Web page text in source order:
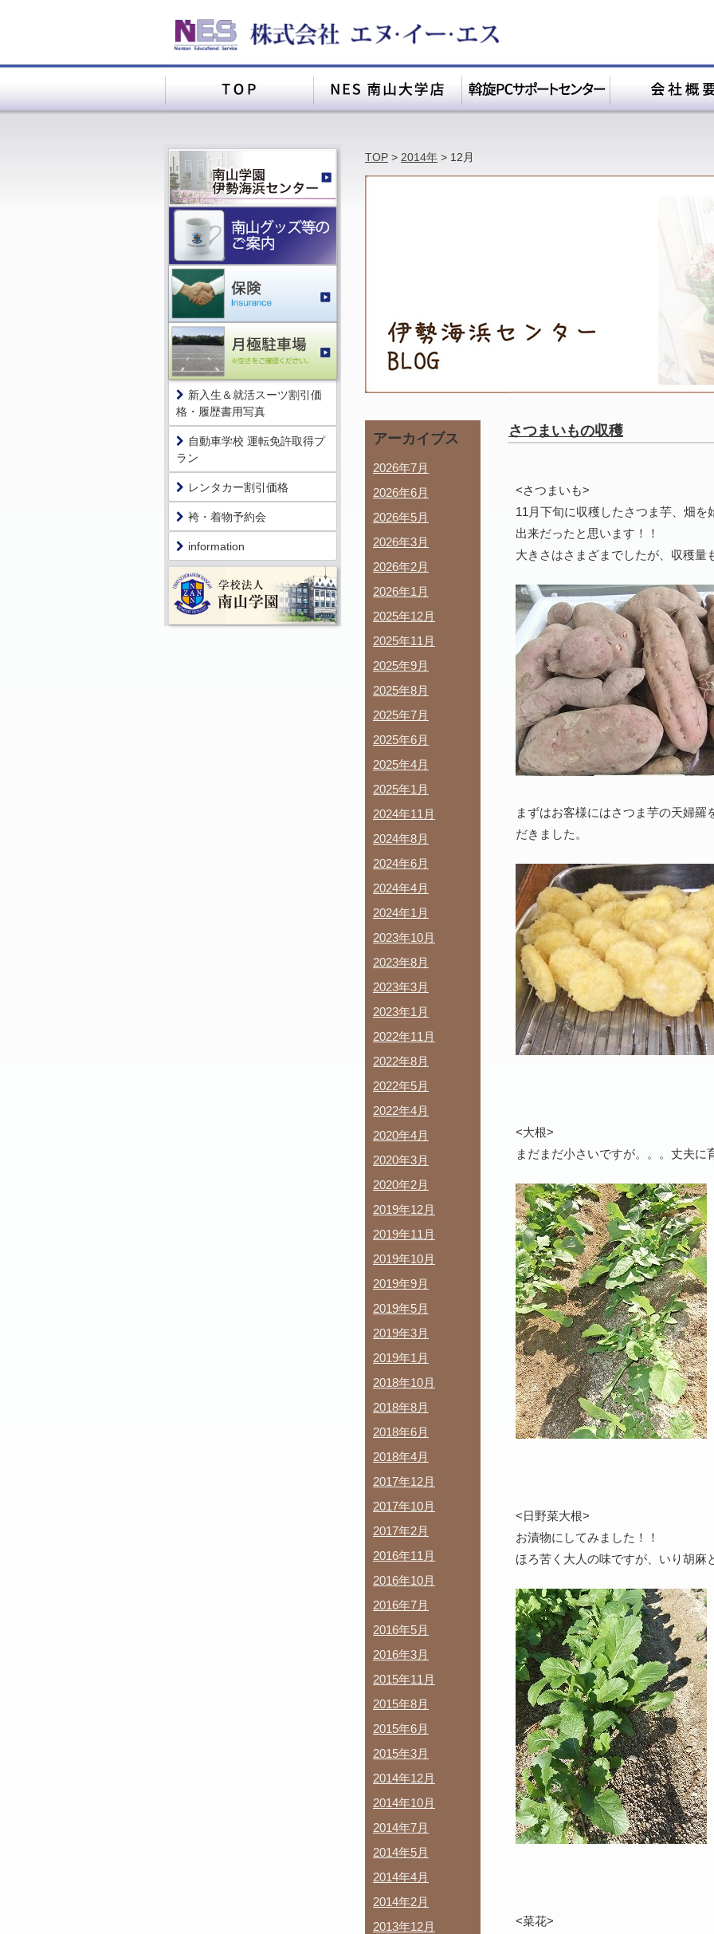
TOP > 2014年 > 12月
さつまいもの収穫
<さつまいも>
11月下旬に収穫したさつま芋、畑
出来だったと思います！！
大きさはさまざまでしたが、収穫量
まずはお客様にはさつま芋の天婦羅
だきました。
<大根>
まだまだ小さいですが。。。丈夫に
<日野菜大根>
お漬物にしてみました！！
ほろ苦く大人の味ですが、いり胡麻
<菜花>
アーカイブス
2026年7月
2026年6月
2026年5月
2026年3月
2026年2月
2026年1月
2025年12月
2025年11月
2025年9月
2025年8月
2025年7月
2025年6月
2025年4月
2025年1月
2024年11月
2024年8月
2024年6月
2024年4月
2024年1月
2023年10月
2023年8月
2023年3月
2023年1月
2022年11月
2022年8月
2022年5月
2022年4月
2020年4月
2020年3月
2020年2月
2019年12月
2019年11月
2019年10月
2019年9月
2019年5月
2019年3月
2019年1月
2018年10月
2018年8月
2018年6月
2018年4月
2017年12月
2017年10月
2017年2月
2016年11月
2016年10月
2016年7月
2016年5月
2016年3月
2015年11月
2015年8月
2015年6月
2015年3月
2014年12月
2014年10月
2014年7月
2014年5月
2014年4月
2014年2月
2013年12月
新入生＆就活スーツ割引価
格・履歴書用写真
自動車学校 運転免許取得プ
ラン
レンタカー割引価格
袴・着物予約会
information